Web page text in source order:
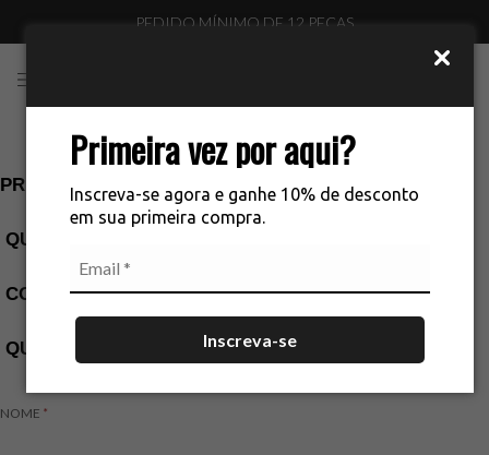
Primeira vez por aqui?
Inscreva-se agora e ganhe 10% de desconto
em sua primeira compra.
Inscreva-se
PEDIDO MÍNIMO DE 12 PEÇAS
PREENCHA OS SEUS DADOS
QUE ENTRAREMOS EM
CONTATO ASSIM
QUE POSSÍVEL
NOME *